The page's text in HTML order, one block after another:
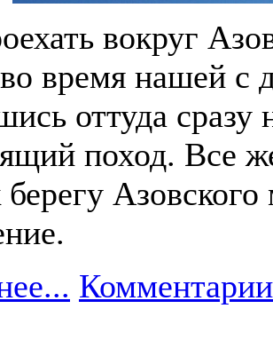
вокруг
во время нашей с
оттуда
поход. Все